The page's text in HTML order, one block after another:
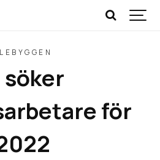
söker
för